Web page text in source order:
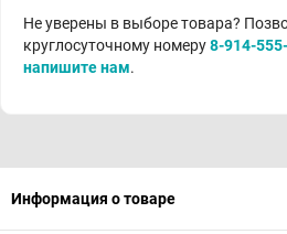
Не уверены в выборе товара?
круглосуточному номеру8-914-
напишите нам.
Информация о товаре